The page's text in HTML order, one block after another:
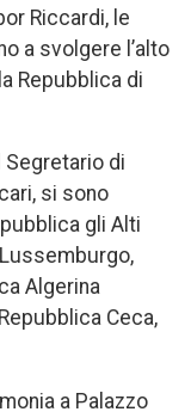
Riccardi, le
a svolgere l’alto
Repubblica di
Segretario di
si sono
gli Alti
Algerina
Ceca,
a Palazzo